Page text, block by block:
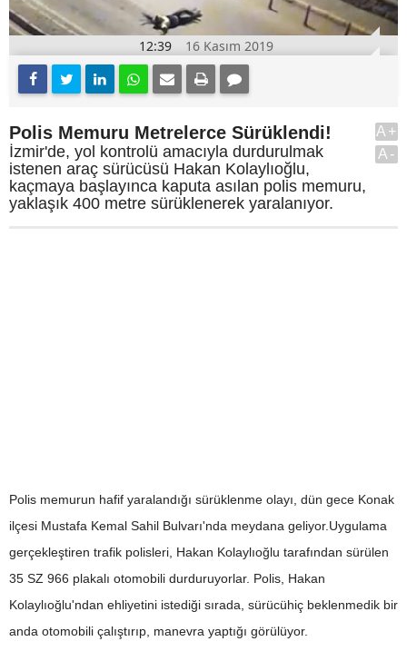
12:39 16 Kasım 2019
Polis Memuru Metrelerce Sürüklendi!
İzmir'de, yol kontrolü amacıyla durdurulmak
istenen araç sürücüsü Hakan Kolaylıoğlu,
kaçmaya başlayınca kaputa asılan polis memuru,
yaklaşık 400 metre sürüklenerek yaralanıyor.
A+
A-
Polis memurun hafif yaralandığı sürüklenme olayı, dün gece Konak
ilçesi Mustafa Kemal Sahil Bulvarı'nda meydana geliyor.Uygulama
gerçekleştiren trafik polisleri, Hakan Kolaylıoğlu tarafından sürülen
35 SZ 966 plakalı otomobili durduruyorlar. Polis, Hakan
Kolaylıoğlu'ndan ehliyetini istediği sırada, sürücühiç beklenmedik bir
anda otomobili çalıştırıp, manevra yaptığı görülüyor.